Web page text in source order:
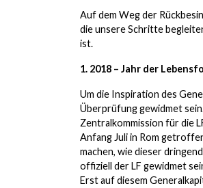
Auf dem Weg der
die unsere Schritte
ist.
1. 2018 – Jahr der
Um die Inspiration des
Überprüfung gewidmet
Zentralkommission für die
Anfang Juli in Rom
machen, wie dieser
offiziell der LF gewidmet
Erst auf diesem